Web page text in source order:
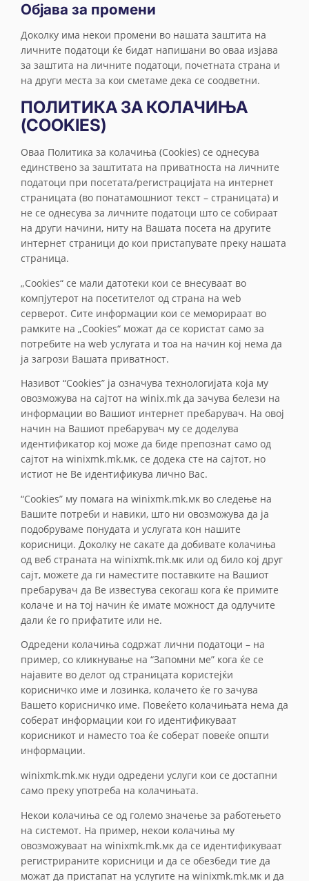
Објава за промени
Доколку има некои промени во нашата заштита на
личните податоци ќе бидат напишани во оваа изјава
за заштита на личните податоци, почетната страна и
на други места за кои сметаме дека се соодветни.
ПОЛИТИКА ЗА КОЛАЧИЊА
(COOKIES)
Оваа Политика за колачиња (Cookies) се однесува
единствено за заштитата на приватноста на личните
податоци при посетата/регистрацијата на интернет
страницата (во понатамошниот текст – страницата) и
не се однесува за личните податоци што се собираат
на други начини, ниту на Вашата посета на другите
интернет страници до кои пристапувате преку нашата
страница.
„Cookies“ се мали датотеки кои се внесуваат во
компјутерот на посетителот од страна на web
серверот. Сите информации кои се меморираат во
рамките на „Cookies“ можат да се користат само за
потребите на web услугата и тоа на начин кој нема да
ја загрози Вашата приватност.
Називот “Cookies” ја означува технологијата која му
овозможува на сајтот на winix.mk да зачува белези на
информации во Вашиот интернет пребарувач. На овој
начин на Вашиот пребарувач му се доделува
идентификатор кој може да биде препознат само од
сајтот на winixmk.mk.мк, се додека сте на сајтот, но
истиот не Ве идентификува лично Вас.
“Cookies” му помага на winixmk.mk.мк во следење на
Вашите потреби и навики, што ни овозможува да ја
подобруваме понудата и услугата кон нашите
корисници. Доколку не сакате да добивате колачиња
од веб страната на winixmk.mk.мк или од било кој друг
сајт, можете да ги наместите поставките на Вашиот
пребарувач да Ве известува секогаш кога ќе примите
колаче и на тој начин ќе имате можност да одлучите
дали ќе го прифатите или не.
Одредени колачиња содржат лични податоци – на
пример, со кликнување на “Запомни ме” кога ќе се
најавите во делот од страницата користејќи
корисничко име и лозинка, колачето ќе го зачува
Вашето корисничко име. Повеќето колачињата нема да
соберат информации кои го идентификуваат
корисникот и наместо тоа ќе соберат повеќе општи
информации.
winixmk.mk.мк нуди одредени услуги кои се достапни
само преку употреба на колачињата.
Некои колачиња се од големо значење за работењето
на системот. На пример, некои колачиња му
овозможуваат на winixmk.mk.мк да се идентификуваат
регистрираните корисници и да се обезбеди тие да
можат да пристапат на услугите на winixmk.mk.мк и да